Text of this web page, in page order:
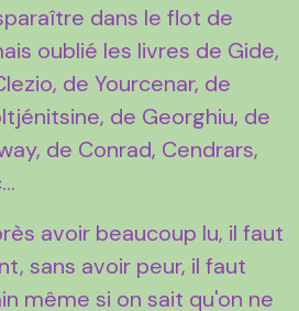
dans le flot de
oublié les livres de Gide,
de Yourcenar, de
de Georghiu, de
de Conrad, Cendrars,
avoir beaucoup lu, il faut
sans avoir peur, il faut
même si on sait qu'on ne